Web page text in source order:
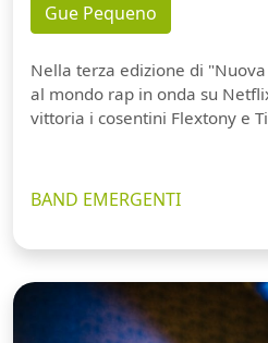
Gue Pequeno
Nella terza edizione di
al mondo rap in onda su
vittoria i cosentini Flextony e
BAND EMERGENTI